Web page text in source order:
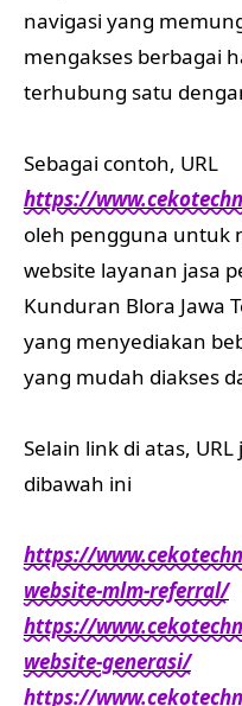
navigasi yang
mengakses berbagai
terhubung satu
Sebagai contoh, URL
https://
oleh pengguna untuk
website layanan jasa
Kunduran Blora Jawa
yang menyediakan
yang mudah diakses
Selain link di atas,
dibawah ini
https://
website-mlm-referral/
https://
website-generasi/
https://